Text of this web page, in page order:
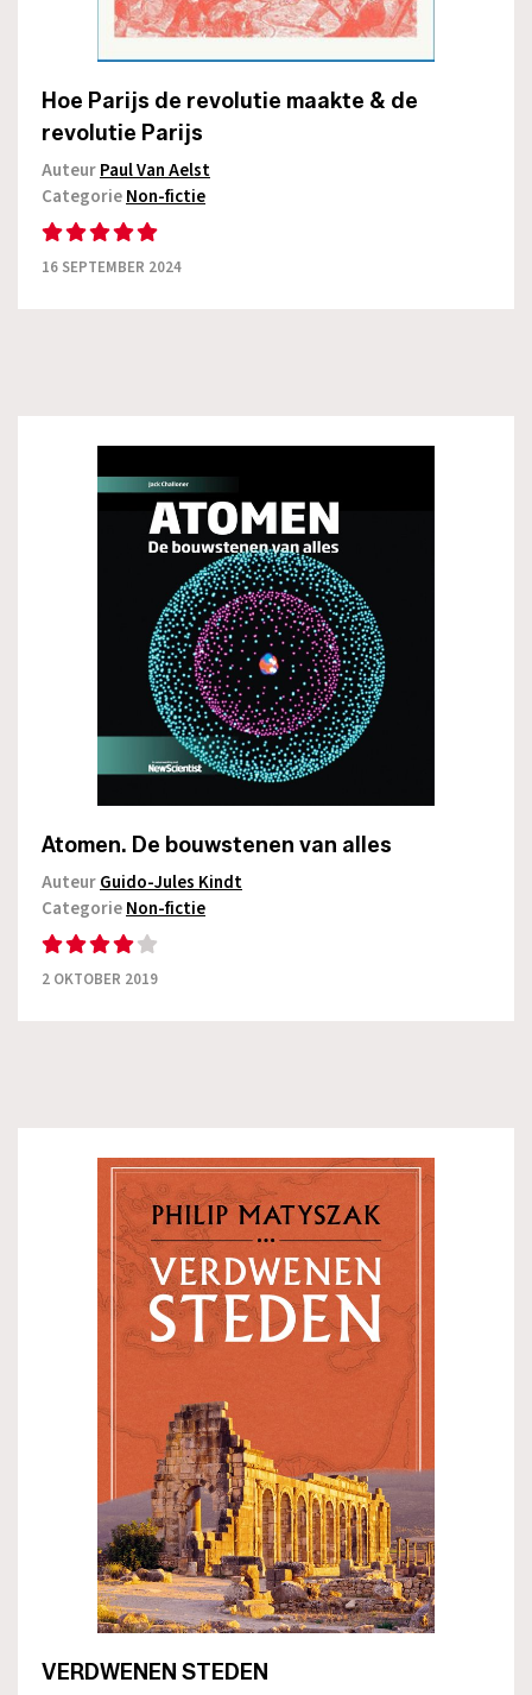
Hoe Parijs de revolutie maakte & de
revolutie Parijs
AuteurPaul Van Aelst
CategorieNon-fictie
16 SEPTEMBER 2024
Atomen. De bouwstenen van alles
AuteurGuido-Jules Kindt
CategorieNon-fictie
2 OKTOBER 2019
VERDWENEN STEDEN